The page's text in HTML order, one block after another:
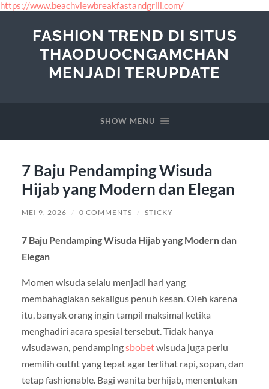
https://www.beachviewbreakfastandgrill.com/
FASHION TREND DI SITUS
THAODUOCNGAMCHAN
MENJADI TERUPDATE
SHOW MENU
7 Baju Pendamping Wisuda
Hijab yang Modern dan Elegan
MEI 9, 2026 / 0 COMMENTS / STICKY
7 Baju Pendamping Wisuda Hijab yang Modern dan
Elegan
Momen wisuda selalu menjadi hari yang
membahagiakan sekaligus penuh kesan. Oleh karena
itu, banyak orang ingin tampil maksimal ketika
menghadiri acara spesial tersebut. Tidak hanya
wisudawan, pendampingsbobetwisuda juga perlu
memilih outfit yang tepat agar terlihat rapi, sopan, dan
tetap fashionable. Bagi wanita berhijab, menentukan